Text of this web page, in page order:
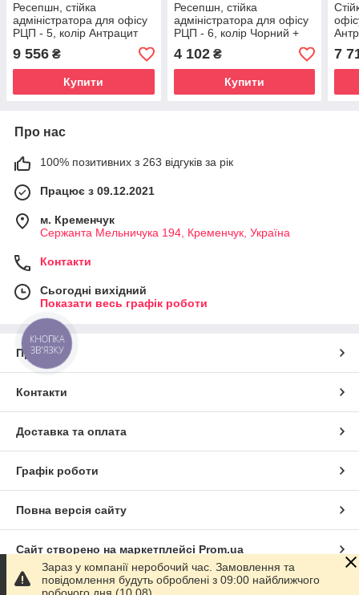
Ресепшн, стійка
адміністратора для офісу
РЦП - 5, колір Антрацит
(БЕЗ ПІДСВІТКИ)
9 556 ₴
Купити
Ресепшн, стійка
адміністратора для офісу
РЦП - 6, колір Чорний +
Бетон індастріал
4 102₴
Купити
7
Про нас
100% позитивних з 263 відгуків за рік
Працює з 09.12.2021
м. Кременчук
Сержанта Мельничука 194, Кременчук, Україна
Контакти
Сьогодні вихідний
Показати весь графік роботи
Про нас
Контакти
Доставка та оплата
Графік роботи
Повна версія сайту
Сайт створено на маркетплейсі Prom.ua
Політика конфіденційності
Зараз у компанії неробочий час. Замовлення та
повідомлення будуть оброблені з 09:00 найближчого
КНОПКА
ЗВ'ЯЗКУ